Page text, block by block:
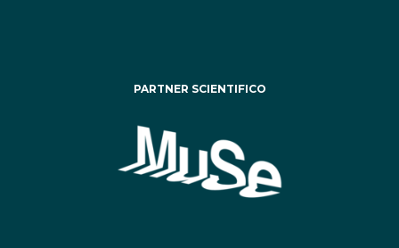
PARTNER SCIENTIFICO